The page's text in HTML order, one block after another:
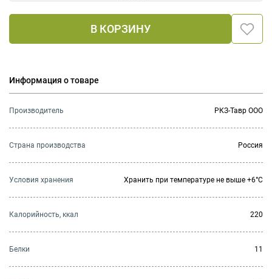
В КОРЗИНУ
Информация о товаре
Производитель РКЗ-Тавр ООО
Страна производства Россия
Условия хранения Хранить при температуре не выше +6°C
Калорийность, ккал 220
Белки 11